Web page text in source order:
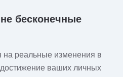
бесконечные
на реальные изменения в
ваших личных